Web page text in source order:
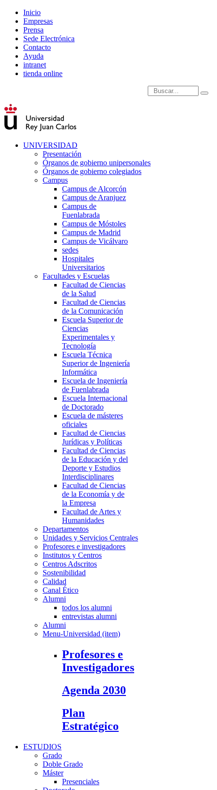
Inicio
Empresas
Prensa
Sede Electrónica
Contacto
Ayuda
intranet
tienda online
Introduce términos de
UNIVERSIDAD
Presentación
Órganos de gobierno unipersonales
Órganos de gobierno colegiados
Campus
Campus de Alcorcón
Campus de Aranjuez
Campus de
Fuenlabrada
Campus de Móstoles
Campus de Madrid
Campus de Vicálvaro
sedes
Hospitales
Universitarios
Facultades y Escuelas
Facultad de Ciencias
de la Salud
Facultad de Ciencias
de la Comunicación
Escuela Superior de
Ciencias
Experimentales y
Tecnología
Escuela Técnica
Superior de Ingeniería
Informática
Escuela de Ingeniería
de Fuenlabrada
Escuela Internacional
de Doctorado
Escuela de másteres
oficiales
Facultad de Ciencias
Jurídicas y Políticas
Facultad de Ciencias
de la Educación y del
Deporte y Estudios
Interdisciplinares
Facultad de Ciencias
de la Economía y de
la Empresa
Facultad de Artes y
Humanidades
Departamentos
Unidades y Servicios Centrales
Profesores e investigadores
Institutos y Centros
Centros Adscritos
Sostenibilidad
Calidad
Canal Ético
Alumni
todos los alumni
entrevistas alumni
Alumni
Menu-Universidad (item)
Profesores e
Investigadores
Agenda 2030
Plan
Estratégico
ESTUDIOS
Grado
Doble Grado
Máster
Presenciales